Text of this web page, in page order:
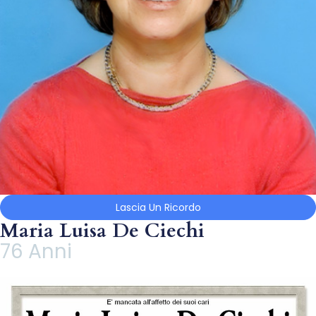
Lascia Un Ricordo
Maria Luisa De Ciechi
76 Anni